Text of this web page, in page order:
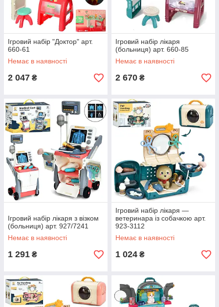
Ігровий набір "Доктор" арт.
660-61
Немає в наявності
2 047 ₴
Ігровий набір лікаря
(больниця) арт. 660-85
Немає в наявності
2 670 ₴
Ігровий набір лікаря з візком
(больниця) арт. 927/7241
Немає в наявності
1 291 ₴
Ігровий набір лікаря —
ветеринара із собачкою арт.
923-3112
Немає в наявності
1 024 ₴